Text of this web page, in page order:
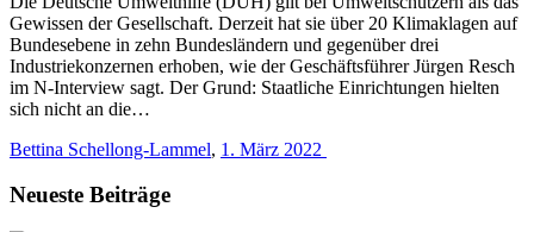
Gewissen der Gesellschaft. Derzeit hat sie über 20 Klimaklagen auf
Bundesebene in zehn Bundesländern und gegenüber drei
Industriekonzernen erhoben, wie der Geschäftsführer Jürgen Resch
im N-Interview sagt. Der Grund: Staatliche Einrichtungen hielten
sich nicht an die…
Bettina Schellong-Lammel, 1. März 2022
Neueste Beiträge